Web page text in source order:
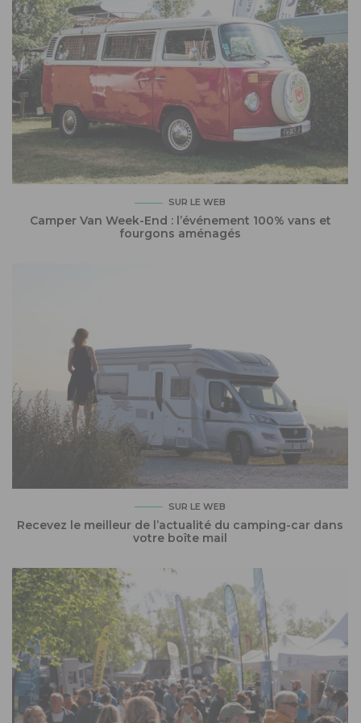
SUR LE WEB
Camper Van Week-End : l’événement 100% vans et
fourgons aménagés
SUR LE WEB
Recevez le meilleur de l’actualité du camping-car dans
votre boîte mail